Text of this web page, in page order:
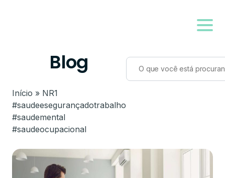
Blog
Início » NR1
#saudeesegurançadotrabalho
#saudemental
#saudeocupacional